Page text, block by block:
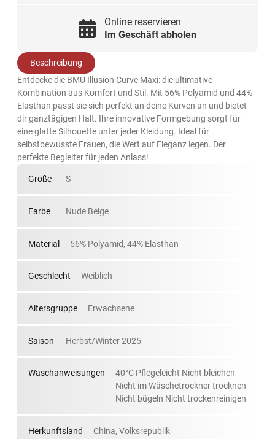
Online reservieren
Im Geschäft abholen
Beschreibung
Entdecke die BMU Illusion Curve Maxi: die ultimative
Kombination aus Komfort und Stil. Mit 56% Polyamid und 44%
Elasthan passt sie sich perfekt an deine Kurven an und bietet
dir ganztägigen Halt. Ihre innovative Formgebung sorgt für
eine glatte Silhouette unter jeder Kleidung. Ideal für
selbstbewusste Frauen, die Wert auf Eleganz legen. Der
perfekte Begleiter für jeden Anlass!
Größe S
Farbe Nude Beige
Material 56% Polyamid, 44% Elasthan
Geschlecht Weiblich
Altersgruppe Erwachsene
Saison Herbst/Winter 2025
Waschanweisungen
40°C Pflegeleicht Nicht bleichen
Nicht im Wäschetrockner trocknen
Nicht bügeln Nicht trockenreinigen
Herkunftsland China, Volksrepublik